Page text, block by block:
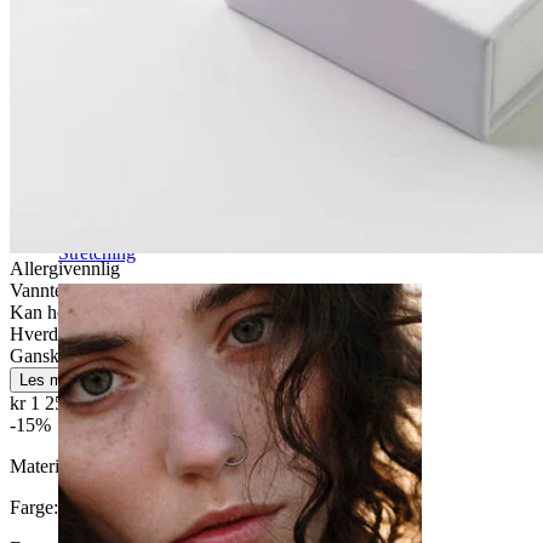
Stretching
Allergivennlig
Vanntett
Kan holde livet ut
Hverdagsbruk
Ganske enkelt
Les mer
kr 1 257,15kr 1 479,00
-15%
Materiale: 14K gull
Farge: Gull